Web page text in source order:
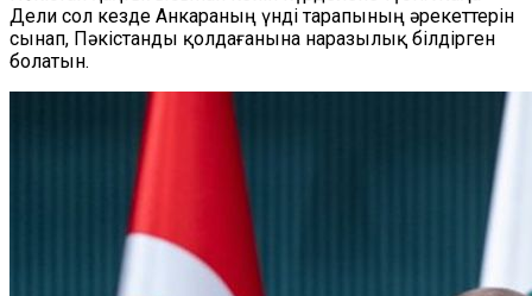
Дели сол кезде Анкараның үнді тарапының әрекеттерін
сынап, Пәкістанды қолдағанына наразылық білдірген
болатын.